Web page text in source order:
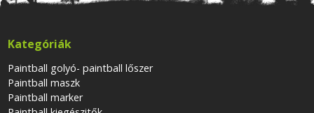
Kategóriák
Paintball golyó- paintball lőszer
Paintball maszk
Paintball marker